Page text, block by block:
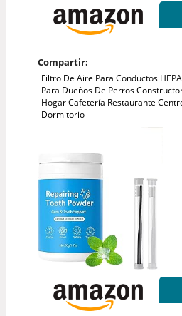
Compartir:
Filtro De Aire Para Conductos
Para Dueños De Perros
Hogar Cafetería Restaurante
Dormitorio